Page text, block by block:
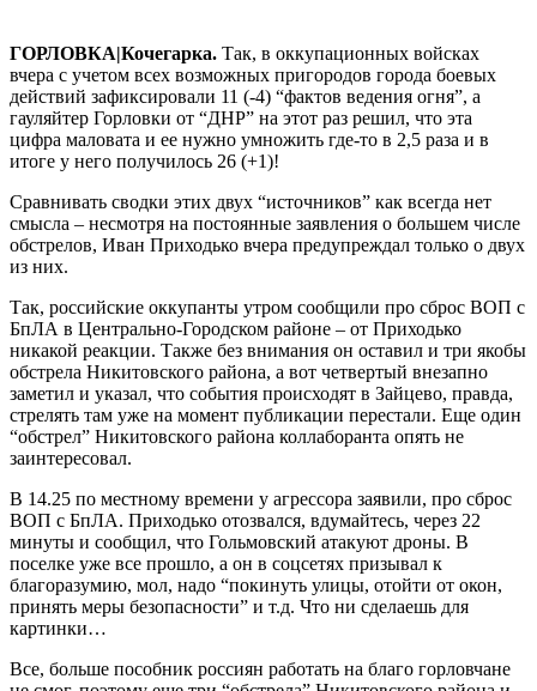
ГОРЛОВКА|Кочегарка. Так, в оккупационных войсках
вчера с учетом всех возможных пригородов города боевых
действий зафиксировали 11 (-4) “фактов ведения огня”, а
гауляйтер Горловки от “ДНР” на этот раз решил, что эта
цифра маловата и ее нужно умножить где-то в 2,5 раза и в
итоге у него получилось 26 (+1)!
Сравнивать сводки этих двух “источников” как всегда нет
смысла – несмотря на постоянные заявления о большем числе
обстрелов, Иван Приходько вчера предупреждал только о двух
из них.
Так, российские оккупанты утром сообщили про сброс ВОП с
БпЛА в Центрально-Городском районе – от Приходько
никакой реакции. Также без внимания он оставил и три якобы
обстрела Никитовского района, а вот четвертый внезапно
заметил и указал, что события происходят в Зайцево, правда,
стрелять там уже на момент публикации перестали. Еще один
“обстрел” Никитовского района коллаборанта опять не
заинтересовал.
В 14.25 по местному времени у агрессора заявили, про сброс
ВОП с БпЛА. Приходько отозвался, вдумайтесь, через 22
минуты и сообщил, что Гольмовский атакуют дроны. В
поселке уже все прошло, а он в соцсетях призывал к
благоразумию, мол, надо “покинуть улицы, отойти от окон,
принять меры безопасности” и т.д. Что ни сделаешь для
картинки…
Все, больше пособник россиян работать на благо горловчане